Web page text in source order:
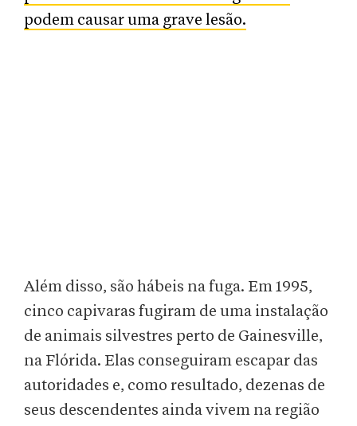
podem causar uma grave lesão.
Além disso, são hábeis na fuga. Em 1995,
cinco capivaras fugiram de uma instalação
de animais silvestres perto de Gainesville,
na Flórida. Elas conseguiram escapar das
autoridades e, como resultado, dezenas de
seus descendentes ainda vivem na região